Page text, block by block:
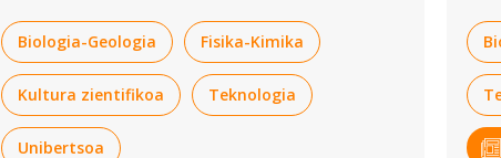
gara».
Biologia-Geologia Fisika-Kimika
Kultura zientifikoa Teknologia
Unibertsoa